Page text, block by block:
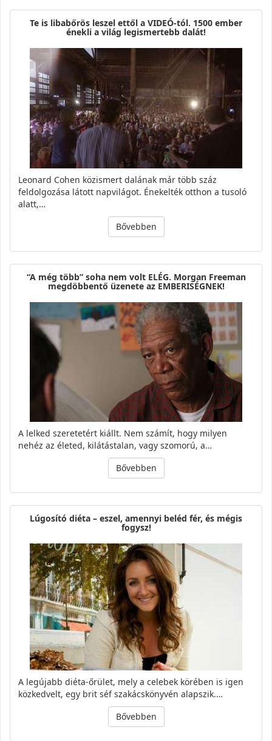
Te is libabőrös leszel ettől a VIDEÓ-tól. 1500 ember
énekli a világ legismertebb dalát!
Leonard Cohen közismert dalának már több száz
feldolgozása látott napvilágot. Énekelték otthon a tusoló
alatt,…
Bővebben
“A még több” soha nem volt ELÉG. Morgan Freeman
megdöbbentő üzenete az EMBERISÉGNEK!
A lelked szeretetért kiállt. Nem számít, hogy milyen
nehéz az életed, kilátástalan, vagy szomorú, a…
Bővebben
Lúgosító diéta – eszel, amennyi beléd fér, és mégis
fogysz!
A legújabb diéta-őrület, mely a celebek körében is igen
közkedvelt, egy brit séf szakácskönyvén alapszik.…
Bővebben